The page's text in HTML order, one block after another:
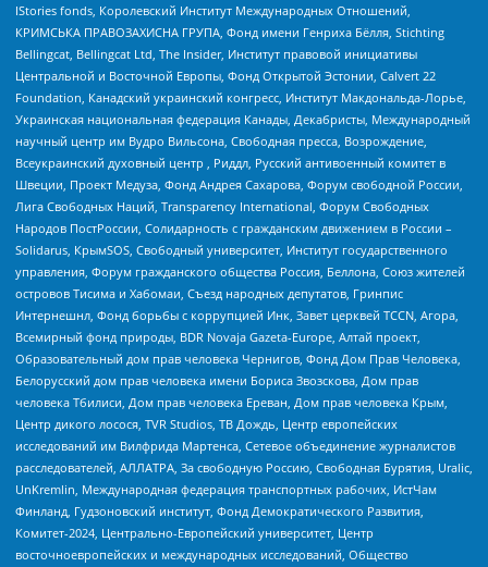
IStories fonds, Королевский Институт Международных Отношений,
КРИМСЬКА ПРАВОЗАХИСНА ГРУПА, Фонд имени Генриха Бёлля, Stichting
Bellingcat, Bellingcat Ltd, The Insider, Институт правовой инициативы
Центральной и Восточной Европы, Фонд Открытой Эстонии, Calvert 22
Foundation, Канадский украинский конгресс, Институт Макдональда-Лорье,
Украинская национальная федерация Канады, Декабристы, Международный
научный центр им Вудро Вильсона, Свободная пресса, Возрождение,
Всеукраинский духовный центр , Риддл, Русский антивоенный комитет в
Швеции, Проект Медуза, Фонд Андрея Сахарова, Форум свободной России,
Лига Свободных Наций, Transparеncy International, Форум Свободных
Народов ПостРоссии, Солидарность с гражданским движением в России –
Solidarus, КрымSOS, Свободный университет, Институт государственного
управления, Форум гражданского общества Россия, Беллона, Союз жителей
островов Тисима и Хабомаи, Съезд народных депутатов, Гринпис
Интернешнл, Фонд борьбы с коррупцией Инк, Завет церквей TCCN, Агора,
Всемирный фонд природы, BDR Novaja Gazeta-Europe, Алтай проект,
Образовательный дом прав человека Чернигов, Фонд Дом Прав Человека,
Белорусский дом прав человека имени Бориса Звозскова, Дом прав
человека Тбилиси, Дом прав человека Ереван, Дом прав человека Крым,
Центр дикого лосося, TVR Studios, ТВ Дождь, Центр европейских
исследований им Вилфрида Мартенса, Сетевое объединение журналистов
расследователей, АЛЛАТРА, За свободную Россию, Свободная Бурятия, Uralic,
UnKremlin, Международная федерация транспортных рабочих, ИстЧам
Финланд, Гудзоновский институт, Фонд Демократического Развития,
Комитет-2024, Центрально-Европейский университет, Центр
восточноевропейских и международных исследований, Общество